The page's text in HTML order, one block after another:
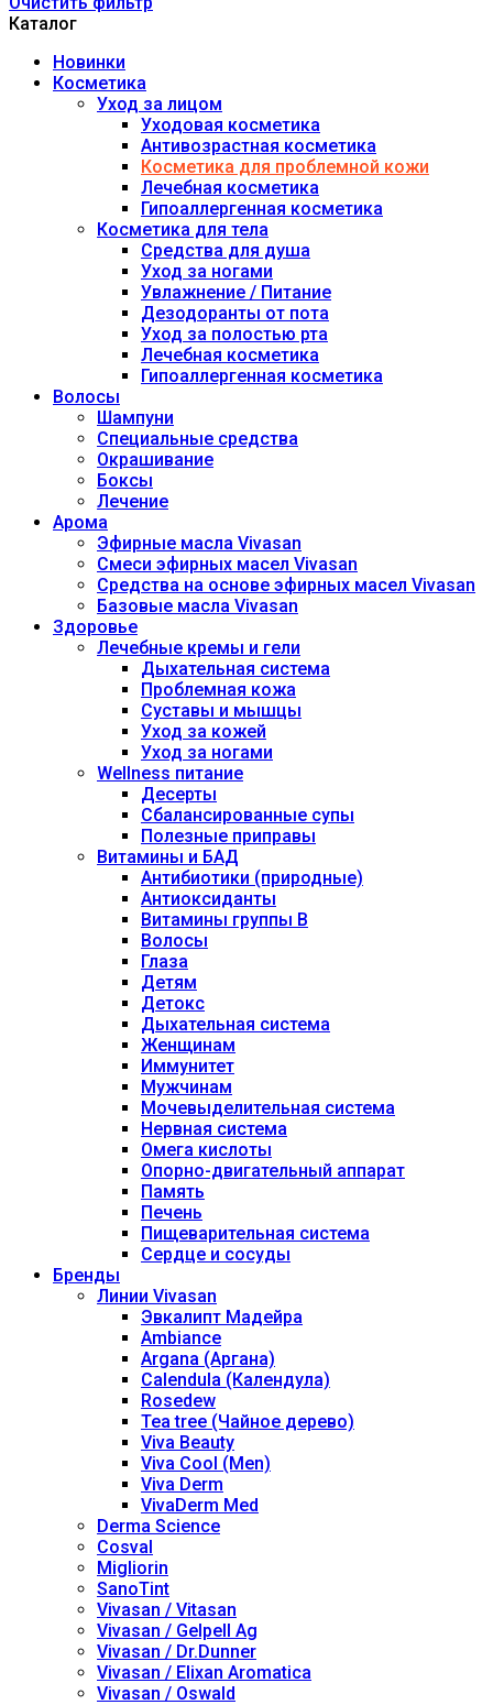
Каталог
Новинки
Косметика
Уход за лицом
Уходовая косметика
Антивозрастная косметика
Косметика для проблемной кожи
Лечебная косметика
Гипоаллергенная косметика
Косметика для тела
Средства для душа
Уход за ногами
Увлажнение / Питание
Дезодоранты от пота
Уход за полостью рта
Лечебная косметика
Гипоаллергенная косметика
Волосы
Шампуни
Специальные средства
Окрашивание
Боксы
Лечение
Арома
Эфирные масла Vivasan
Смеси эфирных масел Vivasan
Средства на основе эфирных масел Vivasan
Базовые масла Vivasan
Здоровье
Лечебные кремы и гели
Дыхательная система
Проблемная кожа
Суставы и мышцы
Уход за кожей
Уход за ногами
Wellness питание
Десерты
Сбалансированные супы
Полезные приправы
Витамины и БАД
Антибиотики (природные)
Антиоксиданты
Витамины группы В
Волосы
Глаза
Детям
Детокс
Дыхательная система
Женщинам
Иммунитет
Мужчинам
Мочевыделительная система
Нервная система
Омега кислоты
Опорно-двигательный аппарат
Память
Печень
Пищеварительная система
Сердце и сосуды
Бренды
Линии Vivasan
Эвкалипт Мадейра
Ambiance
Argana (Аргана)
Calendula (Календула)
Rosedew
Tea tree (Чайное дерево)
Viva Beauty
Viva Cool (Men)
Viva Derm
VivaDerm Med
Derma Science
Cosval
Migliorin
SanoTint
Vivasan / Vitasan
Vivasan / Gelpell Ag
Vivasan / Dr.Dunner
Vivasan / Elixan Aromatica
Vivasan / Oswald